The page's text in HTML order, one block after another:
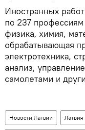
Иностранных
по 237 профессиям
физика, химия,
обрабатывающая
электротехника,
анализ,
самолетами и
Новости Латвии Латвия